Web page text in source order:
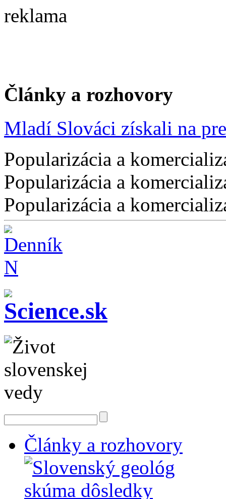
reklama
Články a rozhovory
Mladí Slováci získali na
Popularizácia a
Popularizácia a
Popularizácia a
Články a rozhovory